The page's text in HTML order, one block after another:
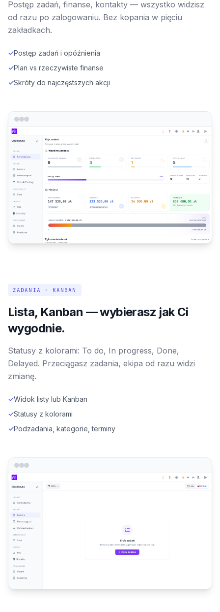
Postęp zadań, finanse, kontakty — wszystko widzisz
od razu po zalogowaniu. Bez kopania w pięciu
zakładkach.
✓Postęp zadań i opóźnienia
✓Plan vs rzeczywiste finanse
✓Skróty do najczęstszych akcji
ZADANIA · KANBAN
Lista, Kanban — wybierasz jak Ci
wygodnie.
Statusy z kolorami: To do, In progress, Done,
Delayed. Przeciągasz zadania, ekipa od razu widzi
zmianę.
✓Widok listy lub Kanban
✓Statusy z kolorami
✓Podzadania, kategorie, terminy